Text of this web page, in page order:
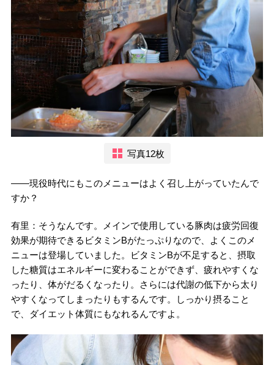
写真12枚
――現役時代にもこのメニューはよく召し上がっていたんで
すか？
有里：そうなんです。メインで使用している豚肉は疲労回復
効果が期待できるビタミンBがたっぷりなので、よくこのメ
ニューは登場していました。ビタミンBが不足すると、摂取
した糖質はエネルギーに変わることができず、疲れやすくな
ったり、体がだるくなったり。さらには代謝の低下から太り
やすくなってしまったりもするんです。しっかり摂ること
で、ダイエット体質にもなれるんですよ。